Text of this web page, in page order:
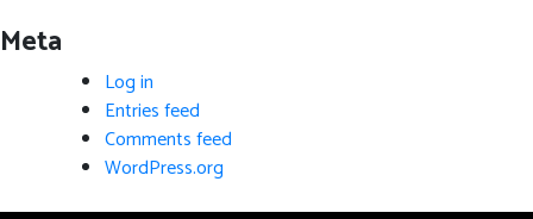
Meta
Log in
Entries feed
Comments feed
WordPress.org